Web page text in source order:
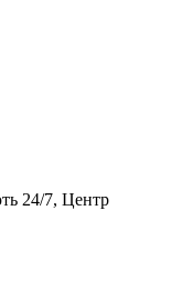
24/7, Центр